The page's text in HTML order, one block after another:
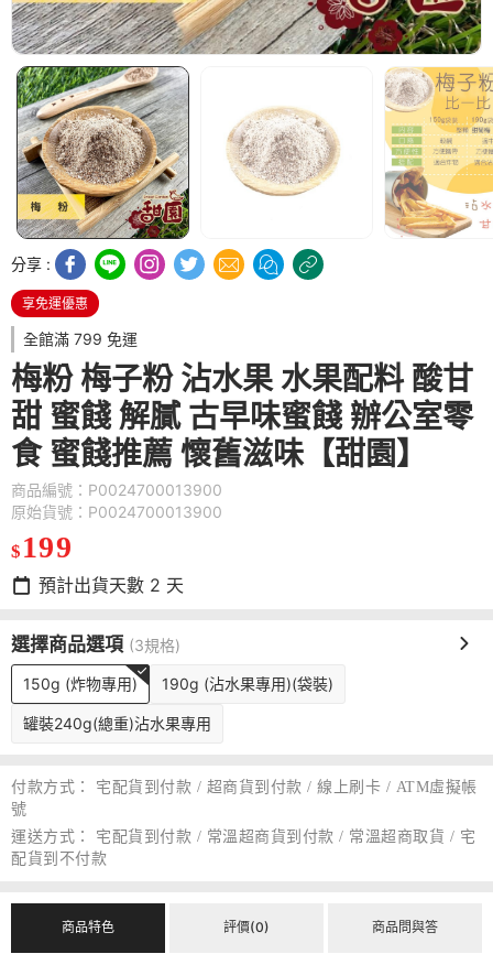
分享 :
享免運優惠
全館滿 799 免運
梅粉 梅子粉 沾水果 水果配料 酸甘
甜 蜜餞 解膩 古早味蜜餞 辦公室零
食 蜜餞推薦 懷舊滋味【甜園】
商品編號：P0024700013900
原始貨號：P0024700013900
$ 199
預計出貨天數 2 天
選擇商品選項 (3規格)
150g (炸物專用) 190g (沾水果專用)(袋裝)
罐裝240g(總重)沾水果專用
付款方式：
宅配貨到付款 / 超商貨到付款 / 線上刷卡 / ATM虛擬帳
號
運送方式：
宅配貨到付款 / 常溫超商貨到付款 / 常溫超商取貨 / 宅
配貨到不付款
商品特色 評價(0) 商品問與答